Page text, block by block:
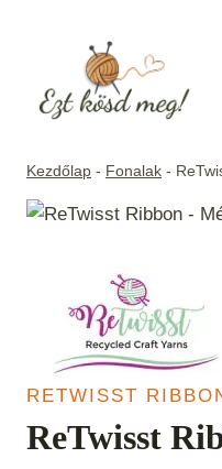
Kezdőlap - Fonalak -
RETWISST
ReTwisst